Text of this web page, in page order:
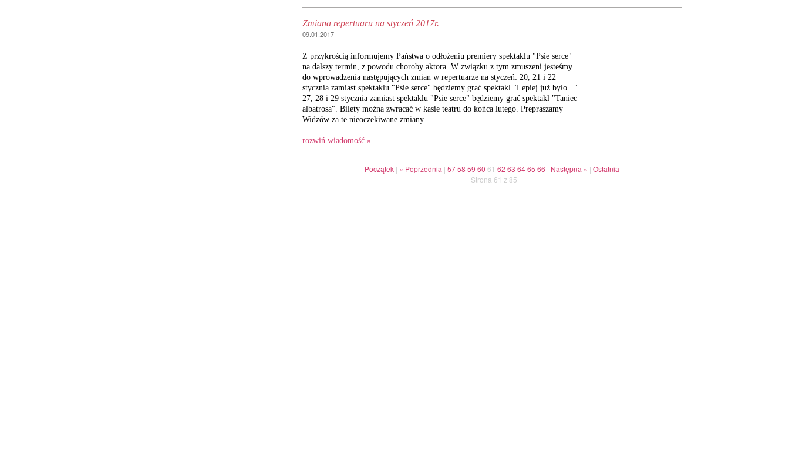
Zmiana repertuaru na styczeń 2017r.
09.01.2017
Z przykrością informujemy Państwa o odłożeniu premiery spektaklu "Psie serce"
na dalszy termin, z powodu choroby aktora. W związku z tym zmuszeni jesteśmy
do wprowadzenia następujących zmian w repertuarze na styczeń: 20, 21 i 22
stycznia zamiast spektaklu "Psie serce" będziemy grać spektakl "Lepiej już było..."
27, 28 i 29 stycznia zamiast spektaklu "Psie serce" będziemy grać spektakl "Taniec
albatrosa". Bilety można zwracać w kasie teatru do końca lutego. Prepraszamy
Widzów za te nieoczekiwane zmiany.
rozwiń wiadomość »
Początek | « Poprzednia | 5758 59 60 61 62 63 6465 66 | Następna » | Ostatnia
Strona 61 z 85